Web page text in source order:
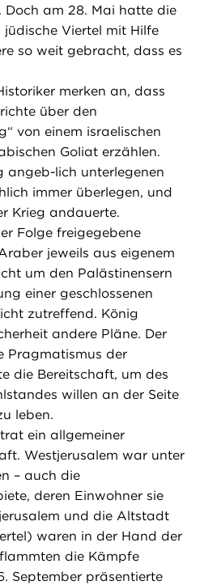
am 28. Mai hatte die
Viertel mit Hilfe
so weit gebracht, dass es
merken an, dass
über den
von einem israelischen
Goliat erzählen.
angeb-lich unterlegenen
immer überlegen, und
Krieg andauerte.
Folge freigegebene
jeweils aus eigenem
um den Palästinensern
einer geschlossenen
zutreffend. König
andere Pläne. Der
Pragmatismus der
die Bereitschaft, um des
willen an der Seite
leben.
trat ein allgemeiner
Westjerusalem war unter
– auch die
deren Einwohner sie
und die Altstadt
waren in der Hand der
die Kämpfe
September präsentierte